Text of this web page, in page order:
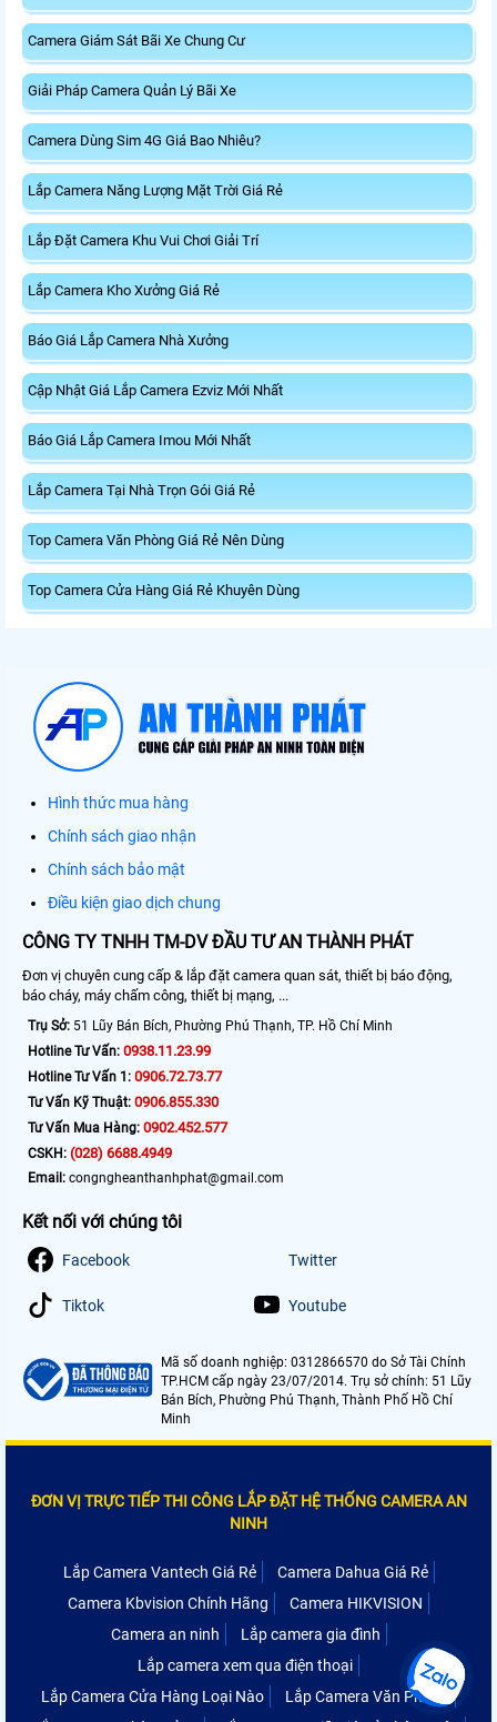
Camera Giám Sát Bãi Xe Chung Cư
Giải Pháp Camera Quản Lý Bãi Xe
Camera Dùng Sim 4G Giá Bao Nhiêu?
Lắp Camera Năng Lượng Mặt Trời Giá Rẻ
Lắp Đặt Camera Khu Vui Chơi Giải Trí
Lắp Camera Kho Xưởng Giá Rẻ
Báo Giá Lắp Camera Nhà Xưởng
Cập Nhật Giá Lắp Camera Ezviz Mới Nhất
Báo Giá Lắp Camera Imou Mới Nhất
Lắp Camera Tại Nhà Trọn Gói Giá Rẻ
Top Camera Văn Phòng Giá Rẻ Nên Dùng
Top Camera Cửa Hàng Giá Rẻ Khuyên Dùng
Hình thức mua hàng
Chính sách giao nhận
Chính sách bảo mật
Điều kiện giao dịch chung
CÔNG TY TNHH TM-DV ĐẦU TƯ AN THÀNH PHÁT
Đơn vị chuyên cung cấp & lắp đặt camera quan sát, thiết bị báo động,
báo cháy, máy chấm công, thiết bị mạng, ...
Trụ Sở: 51 Lũy Bán Bích, Phường Phú Thạnh, TP. Hồ Chí Minh
Hotline Tư Vấn: 0938.11.23.99
Hotline Tư Vấn 1: 0906.72.73.77
Tư Vấn Kỹ Thuật: 0906.855.330
Tư Vấn Mua Hàng: 0902.452.577
CSKH: (028) 6688.4949
Email: congngheanthanhphat@gmail.com
Kết nối với chúng tôi
Facebook Twitter
Tiktok Youtube
Mã số doanh nghiệp: 0312866570 do Sở Tài Chính
TP.HCM cấp ngày 23/07/2014. Trụ sở chính: 51 Lũy
Bán Bích, Phường Phú Thạnh, Thành Phố Hồ Chí
Minh
ĐƠN VỊ TRỰC TIẾP THI CÔNG LẮP ĐẶT HỆ THỐNG CAMERA AN
NINH
Lắp Camera Vantech Giá Rẻ
Camera Dahua Giá Rẻ
Camera Kbvision Chính Hãng
Camera HIKVISION
Camera an ninh
Lắp camera gia đình
Lắp camera xem qua điện thoại
Lắp Camera Cửa Hàng Loại Nào
Lắp Camera Văn Phòng